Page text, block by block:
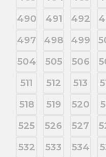
490
491 492
497
498 499
504
505 506
511
512 513
518
519 520
525
526 527
532
533 534